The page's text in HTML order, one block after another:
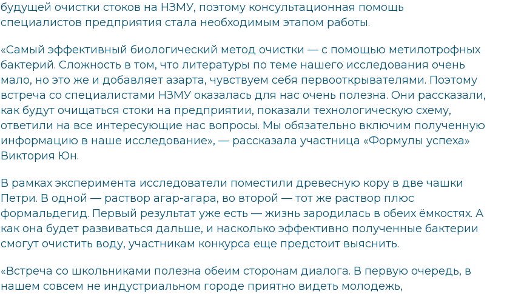
будущей очистки стоков на НЗМУ, поэтому консультационная помощь
специалистов предприятия стала необходимым этапом работы.
«Самый эффективный биологический метод очистки — с помощью метилотрофных
бактерий. Сложность в том, что литературы по теме нашего исследования очень
мало, но это же и добавляет азарта, чувствуем себя первооткрывателями. Поэтому
встреча со специалистами НЗМУ оказалась для нас очень полезна. Они рассказали,
как будут очищаться стоки на предприятии, показали технологическую схему,
ответили на все интересующие нас вопросы. Мы обязательно включим полученную
информацию в наше исследование», — рассказала участница «Формулы успеха»
Виктория Юн.
В рамках эксперимента исследователи поместили древесную кору в две чашки
Петри. В одной — раствор агар-агара, во второй — тот же раствор плюс
формальдегид. Первый результат уже есть — жизнь зародилась в обеих ёмкостях. А
как она будет развиваться дальше, и насколько эффективно полученные бактерии
смогут очистить воду, участникам конкурса еще предстоит выяснить.
«Встреча со школьниками полезна обеим сторонам диалога. В первую очередь, в
нашем совсем не индустриальном городе приятно видеть молодежь,